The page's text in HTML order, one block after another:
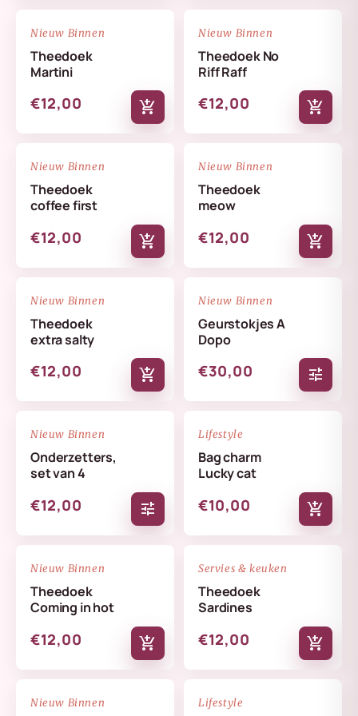
NIEUW
Nieuw Binnen
Theedoek
Martini
€12,00 add_shopping_cart
NIEUW
Nieuw Binnen
Theedoek No
Riff Raff
€12,00 add_shopping_cart
NIEUW
Nieuw Binnen
Theedoek
coffee first
€12,00 add_shopping_cart
NIEUW
Nieuw Binnen
Theedoek
meow
€12,00 add_shopping_cart
NIEUW
Nieuw Binnen
Theedoek
extra salty
€12,00 add_shopping_cart
NIEUW
Nieuw Binnen
Geurstokjes A
Dopo
€30,00 tune
NIEUW
Nieuw Binnen
Onderzetters,
set van 4
€12,00 tune
NIEUW
Lifestyle
Bag charm
Lucky cat
€10,00 add_shopping_cart
NIEUW
Nieuw Binnen
Theedoek
Coming in hot
€12,00 add_shopping_cart
NIEUW
Servies & keuken
Theedoek
Sardines
€12,00 add_shopping_cart
NIEUW
Nieuw Binnen NIEUW
Lifestyle